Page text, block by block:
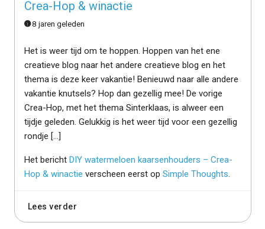
Crea-Hop & winactie
8 jaren geleden
Het is weer tijd om te hoppen. Hoppen van het ene
creatieve blog naar het andere creatieve blog en het
thema is deze keer vakantie! Benieuwd naar alle andere
vakantie knutsels? Hop dan gezellig mee! De vorige
Crea-Hop, met het thema Sinterklaas, is alweer een
tijdje geleden. Gelukkig is het weer tijd voor een gezellig
rondje […]
Het bericht DIY watermeloen kaarsenhouders – Crea-
Hop & winactie verscheen eerst op Simple Thoughts
Lees verder